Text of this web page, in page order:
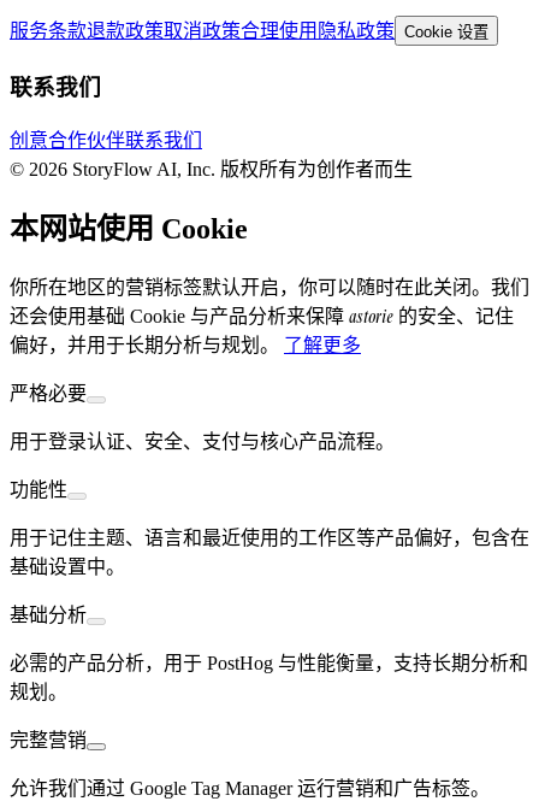
服务条款退款政策取消政策合理使用 隐私政策 Cookie 设置
联系我们
创意合作伙伴联系我们
© 2026 StoryFlow AI, Inc. 版权所有为创作者而生
本网站使用 Cookie
你所在地区的营销标签默认开启，你可以随时在此关闭。我们
还会使用基础 Cookie 与产品分析来保障 astorie 的安全、记住
偏好，并用于长期分析与规划。
了解更多
严格必要
用于登录认证、安全、支付与核心产品流程。
功能性
用于记住主题、语言和最近使用的工作区等产品偏好，包含在
基础设置中。
基础分析
必需的产品分析，用于 PostHog 与性能衡量，支持长期分析和
规划。
完整营销
允许我们通过 Google Tag Manager 运行营销和广告标签。